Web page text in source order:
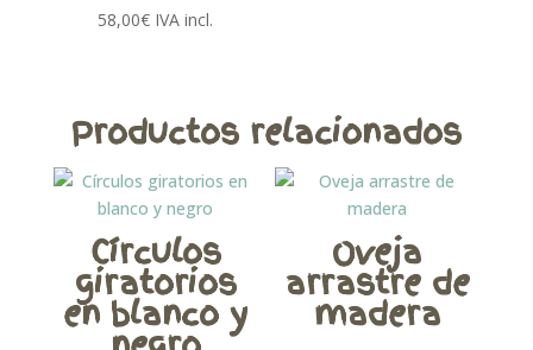
58,00€ IVA incl.
Productos relacionados
Círculos
giratorios
en blanco y
Oveja
arrastre de
madera